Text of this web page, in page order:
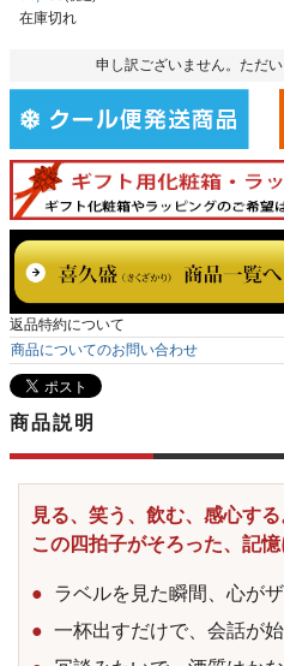
在庫切れ
申し訳ございません。ただ
返品特約について
商品についてのお問い合わせ
商品説明
見る、笑う、飲む、感心する
この四拍子がそろった、記憶
ラベルを見た瞬間、心が
一杯出すだけで、会話が